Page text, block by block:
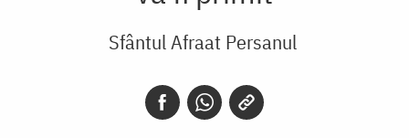
Sfântul Afraat Persanul